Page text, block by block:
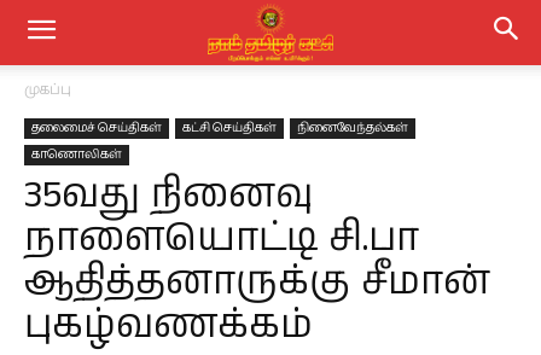
முகப்பு
தலைமைச் செய்திகள் கட்சி செய்திகள்
நினைவேந்தல்கள்
காணொலிகள்
35வது நினைவு
நாளையொட்டி சி.பா
ஆதித்தனாருக்கு சீமான்
புகழ்வணக்கம்